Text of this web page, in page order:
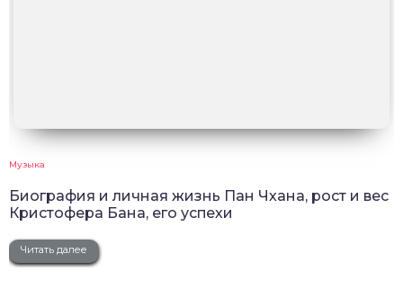
Музыка
Биография и личная жизнь Пан Чхана, рост и вес
Кристофера Бана, его успехи
Читать далее